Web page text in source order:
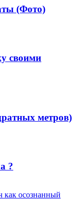
(Фото)
своими
метров)
?